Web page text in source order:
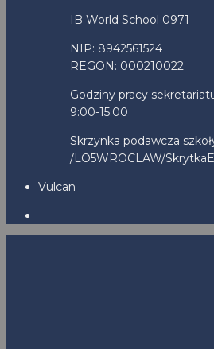
IB World School 0971
NIP: 8942561524
REGON: 000210022
Godziny pracy
9:00-15:00
Skrzynka podawcza
/LO5WROCLAW/
Vulcan